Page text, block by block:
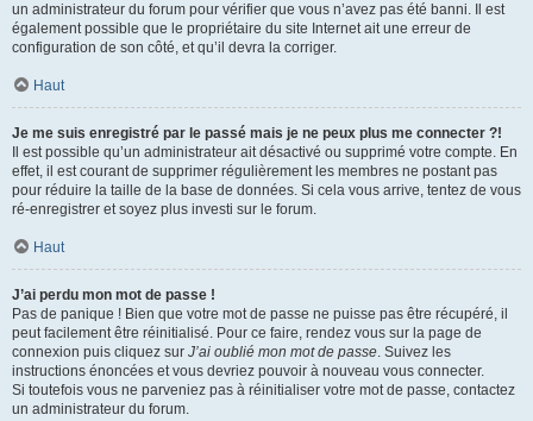
un administrateur du forum pour vérifier que vous n’avez pas été banni. Il est
également possible que le propriétaire du site Internet ait une erreur de
configuration de son côté, et qu’il devra la corriger.
Haut
Je me suis enregistré par le passé mais je ne peux plus me connecter ?!
Il est possible qu’un administrateur ait désactivé ou supprimé votre compte. En
effet, il est courant de supprimer régulièrement les membres ne postant pas
pour réduire la taille de la base de données. Si cela vous arrive, tentez de vous
ré-enregistrer et soyez plus investi sur le forum.
Haut
J’ai perdu mon mot de passe !
Pas de panique ! Bien que votre mot de passe ne puisse pas être récupéré, il
peut facilement être réinitialisé. Pour ce faire, rendez vous sur la page de
connexion puis cliquez sur J’ai oublié mon mot de passe. Suivez les
instructions énoncées et vous devriez pouvoir à nouveau vous connecter.
Si toutefois vous ne parveniez pas à réinitialiser votre mot de passe, contactez
un administrateur du forum.